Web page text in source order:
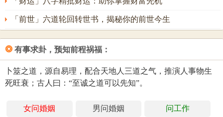
「前世」六道轮回转世书，揭秘你的前世今生
❂ 有事求卦，预知前程祸福：
卜筮之道，源自易理，配合天地人三道之气，推演人事物生
死旺衰；古人曰：“至诚之道可以先知”。
女问婚姻 男问婚姻 问工作